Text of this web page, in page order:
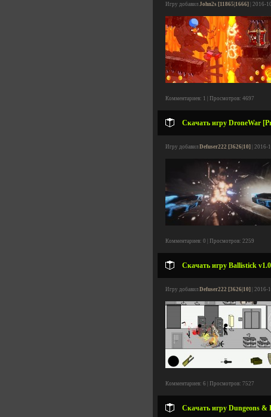
Игру добавил John2s [11865|1666] | 2016-
Комментариев: 1 | Просмотров: 4697
Скачать игру DroneWar
Игру добавил Defuser222 [3626|10] | 2016-
Комментариев: 0 | Просмотров: 2259
Скачать игру Ballistick
Игру добавил Defuser222 [3626|10] | 2016-
Комментариев: 6 | Просмотров: 7527
Скачать игру Dungeons &